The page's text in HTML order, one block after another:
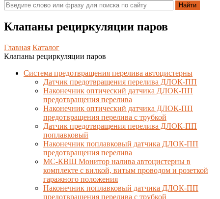
Клапаны рециркуляции паров
Главная Каталог
Клапаны рециркуляции паров
Система предотвращения перелива автоцистерны
Датчик предотвращения перелива ДЛОК-ПП
Наконечник оптический датчика ДЛОК-ПП
предотвращения перелива
Наконечник оптический датчика ДЛОК-ПП
предотвращения перелива с трубкой
Датчик предотвращения перелива ДЛОК-ПП
поплавковый
Наконечник поплавковый датчика ДЛОК-ПП
предотвращения перелива
МС-КВШ Монитор налива автоцистерны в
комплекте с вилкой, витым проводом и розеткой
гаражного положения
Наконечник поплавковый датчика ДЛОК-ПП
предотвращения перелива с трубкой